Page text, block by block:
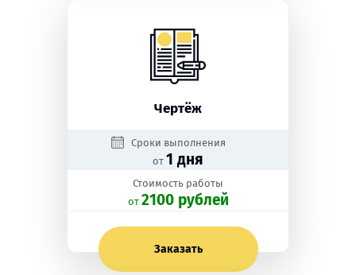
Чертёж
Сроки выполнения
от 1 дня
Стоимость работы
oт 2100 рублей
Заказать